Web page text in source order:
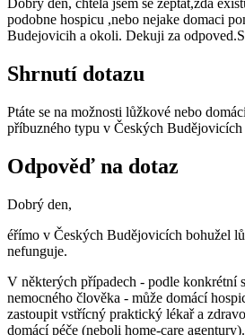
Dobry den, chtela jsem se zeptat,zda
podobne hospicu ,nebo nejake domaci
Budejovicih a okoli. Dekuji za
Shrnutí dotazu
Ptáte se na možnosti lůžkové nebo
příbuzného typu v Českých
Odpověď na dotaz
Dobrý den,
éřímo v Českých Budějovicích bohužel
nefunguje.
V některých případech - podle konkrétní
nemocného člověka - může domácí
zastoupit vstřícný praktický lékař a
domácí péče (neboli home-care agentury).